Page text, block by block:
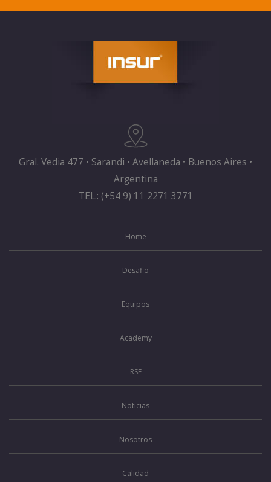
Gral. Vedia 477 • Sarandi • Avellaneda • Buenos Aires •
Argentina
TEL.: (+54 9) 11 2271 3771
Home
Desafio
Equipos
Academy
RSE
Noticias
Nosotros
Calidad